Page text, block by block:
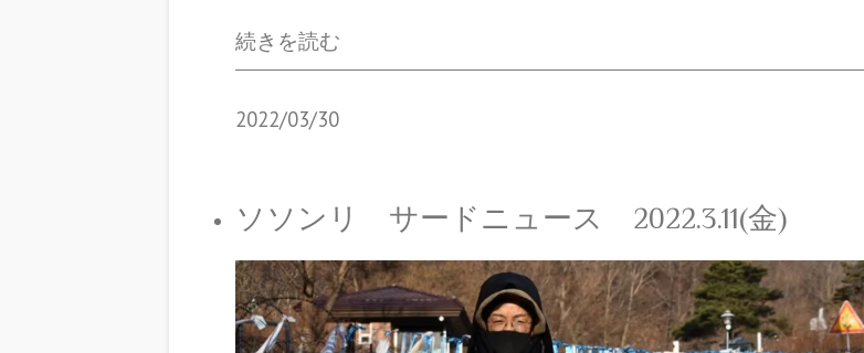
続きを読む
2022/03/30
ソソンリ サードニュース 2022.3.11(金)